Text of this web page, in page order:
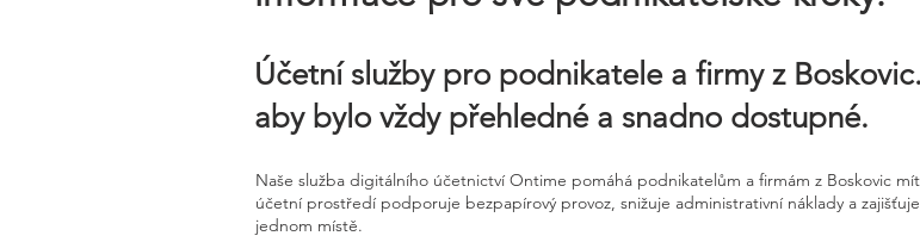
Účetní služby pro podnikatele a firmy z
aby bylo vždy přehledné a snadno dostupné.
Naše služba digitálního účetnictví Ontime pomáhá podnikatelům a firmám z Boskovic
účetní prostředí podporuje bezpapírový provoz, snižuje administrativní náklady a
jednom místě.